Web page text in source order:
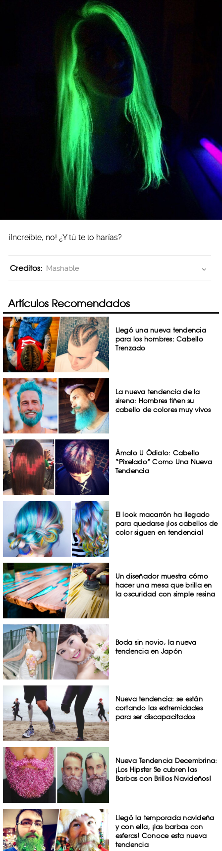
¡Increíble, no! ¿Y tú te lo harías?
Creditos: Mashable
Artículos Recomendados
Llegó una nueva tendencia
para los hombres: Cabello
Trenzado
La nueva tendencia de la
sirena: Hombres tiñen su
cabello de colores muy vivos
Ámalo U Ódialo: Cabello
“Pixelado” Como Una Nueva
Tendencia
El look macarrón ha llegado
para quedarse ¡los cabellos de
color siguen en tendencia!
Un diseñador muestra cómo
hacer una mesa que brilla en
la oscuridad con simple resina
Boda sin novio, la nueva
tendencia en Japón
Nueva tendencia: se están
cortando las extremidades
para ser discapacitados
Nueva Tendencia Decembrina:
¡Los Hipster Se cubren las
Barbas con Brillos Navideños!
Llegó la temporada navideña
y con ella, ¡las barbas con
esferas! Conoce esta nueva
tendencia